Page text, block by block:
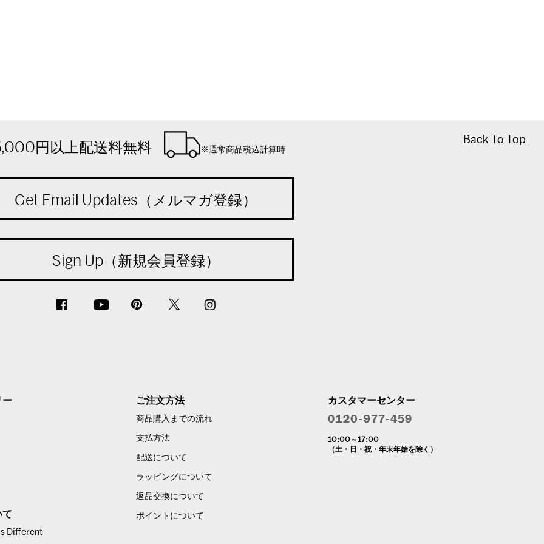
Back To Top
Back To Top
円以上配送料無料 ※通常商品税込計算時
Get Email Updates（メルマガ登録）
Sign Up（新規会員登録）
ー
て
Different
ご注文方法
商品購入までの流れ
支払方法
配送について
ラッピングについて
返品交換について
ポイントについて
カスタマーセンター
10:00～17:00
（土・日・祝・年末年始を除く）